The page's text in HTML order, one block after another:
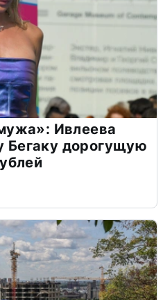
Ивлеева
Бегаку дорогущую